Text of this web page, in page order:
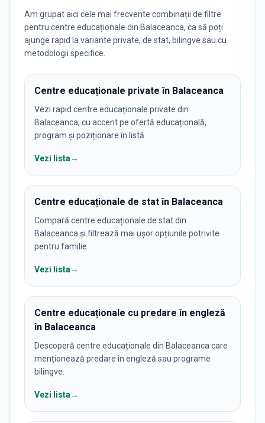
Am grupat aici cele mai frecvente combinații de filtre
pentru centre educaționale din Balaceanca, ca să poți
ajunge rapid la variante private, de stat, bilingve sau cu
metodologii specifice.
Centre educaționale private în Balaceanca
Vezi rapid centre educaționale private din
Balaceanca, cu accent pe ofertă educațională,
program și poziționare în listă.
Vezi lista→
Centre educaționale de stat în Balaceanca
Compară centre educaționale de stat din
Balaceanca și filtrează mai ușor opțiunile potrivite
pentru familie.
Vezi lista→
Centre educaționale cu predare în engleză
în Balaceanca
Descoperă centre educaționale din Balaceanca care
menționează predare în engleză sau programe
bilingve.
Vezi lista→